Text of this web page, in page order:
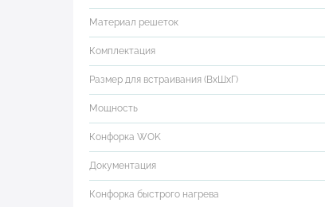
Материал решеток
Комплектация
Размер для встраивания (ВхШхГ)
Мощность
Конфорка WOK
Документация
Конфорка быстрого нагрева